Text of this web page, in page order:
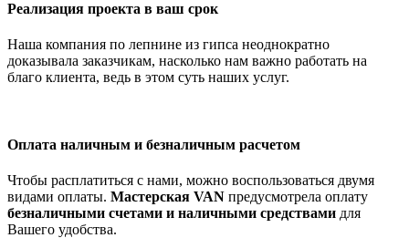
Реализация проекта в ваш срок
Наша компания по лепнине из гипса неоднократно
доказывала заказчикам, насколько нам важно работать на
благо клиента, ведь в этом суть наших услуг.
Оплата наличным и безналичным расчетом
Чтобы расплатиться с нами, можно воспользоваться двумя
видами оплаты. Мастерская VAN предусмотрела оплату
безналичными счетами и наличными средствами для
Вашего удобства.